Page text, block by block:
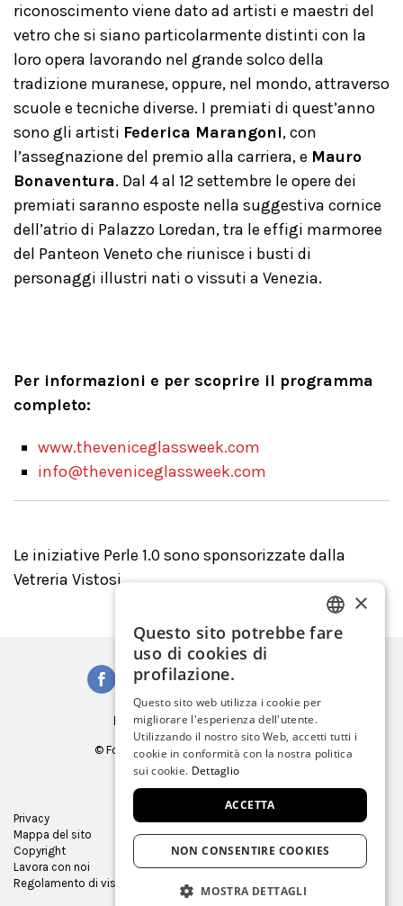
riconoscimento viene dato ad artisti e maestri del
vetro che si siano particolarmente distinti con la
loro opera lavorando nel grande solco della
tradizione muranese, oppure, nel mondo, attraverso
scuole e tecniche diverse. I premiati di quest’anno
sono gli artisti Federica Marangoni, con
l’assegnazione del premio alla carriera, e Mauro
Bonaventura. Dal 4 al 12 settembre le opere dei
premiati saranno esposte nella suggestiva cornice
dell’atrio di Palazzo Loredan, tra le effigi marmoree
del Panteon Veneto che riunisce i busti di
personaggi illustri nati o vissuti a Venezia.
Per informazioni e per scoprire il programma
completo:
www.theveniceglassweek.com
info@theveniceglassweek.com
Le iniziative Perle 1.0 sono sponsorizzate dalla
Vetreria Vistosi
Iscriviti alla Newsletter
© Fondazione Musei Civici di Venezia
C.F. e P.IVA 03842230272
Privacy
Mappa del sito
Copyright
Lavora con noi
Regolamento di visita
Virtual tour
Gare e appalti
Museum Store
ITALIAN
GERMAN
FRENCH
×
Questo sito potrebbe fare
uso di cookies di
profilazione.
Questo sito web utilizza i cookie per
migliorare l'esperienza dell'utente.
Utilizzando il nostro sito Web, accetti tutti i
cookie in conformità con la nostra politica
sui cookie. Dettaglio
ACCETTA
NON CONSENTIRE COOKIES
MOSTRA DETTAGLI